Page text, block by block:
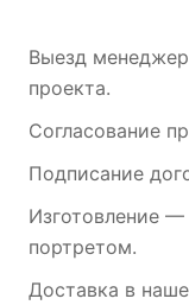
Выезд
проекта.
Согласование
Подписание
Изготовление—
портретом.
Доставка в